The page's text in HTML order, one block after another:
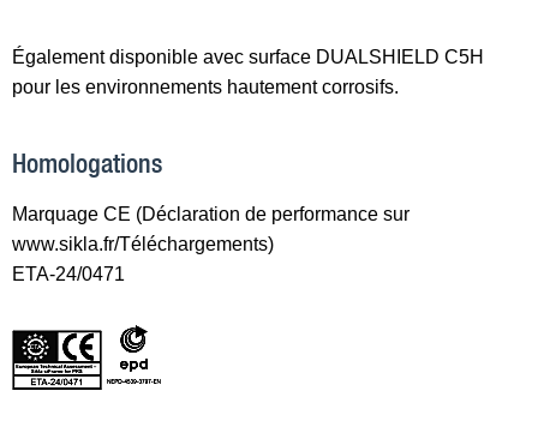
Également disponible avec surface DUALSHIELD C5H
pour les environnements hautement corrosifs.
Homologations
Marquage CE (Déclaration de performance sur
www.sikla.fr/Téléchargements)
ETA-24/0471